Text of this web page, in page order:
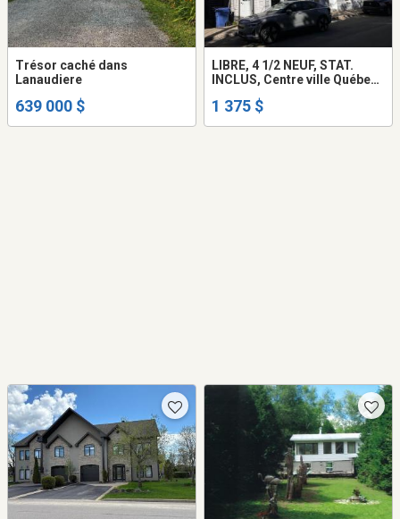
Trésor caché dans
Lanaudiere
639 000 $
LIBRE, 4 1/2 NEUF, STAT.
INCLUS, Centre ville Québec,
commun, etc,) Sécuritaire
1 375 $